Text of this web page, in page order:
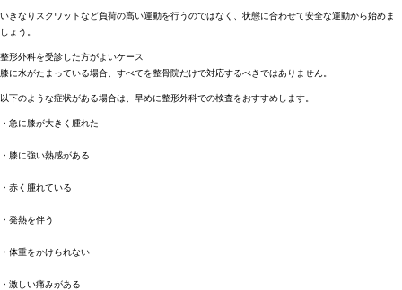
いきなりスクワットなど負荷の高い運動を行うのではなく、状態に合わせて安全な運動から始めま
しょう。
整形外科を受診した方がよいケース
膝に水がたまっている場合、すべてを整骨院だけで対応するべきではありません。
以下のような症状がある場合は、早めに整形外科での検査をおすすめします。
・急に膝が大きく腫れた
・膝に強い熱感がある
・赤く腫れている
・発熱を伴う
・体重をかけられない
・激しい痛みがある